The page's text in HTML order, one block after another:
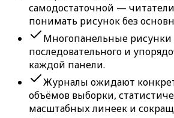
самодостаточной —
понимать рисунок без
Многопанельные рисунки
последовательного и
каждой панели.
Журналы ожидают
объёмов выборки,
масштабных линеек и